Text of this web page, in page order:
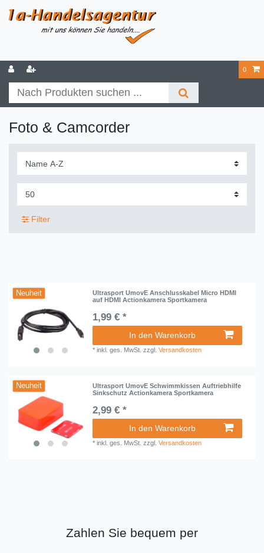
0
Foto & Camcorder
Filter
Neuheit
Ultrasport UmovE Anschlusskabel Micro HDMI
auf HDMI Actionkamera Sportkamera
1,99 € *
In den Warenkorb
*inkl. ges. MwSt. zzgl.Versandkosten
Neuheit
Ultrasport UmovE Schwimmkissen Auftriebhilfe
Sinkschutz Actionkamera Sportkamera
2,99 € *
In den Warenkorb
*inkl. ges. MwSt. zzgl.Versandkosten
Zahlen Sie bequem per